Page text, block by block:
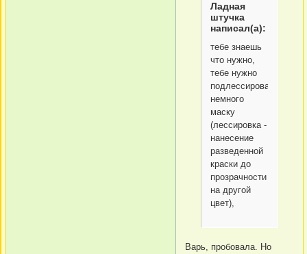
Ладная
штучка
написал(а):
тебе знаешь
что нужно,
тебе нужно
подлессировать
немного
маску
(лессировка -
нанесение
разведенной
краски до
прозрачности
на другой
цвет),
Варь, пробовала. Но